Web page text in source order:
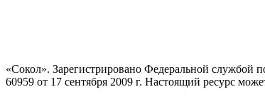
«Сокол». Зарегистрировано Федеральной
60959 от 17 сентября 2009 г. Настоящий ресурс